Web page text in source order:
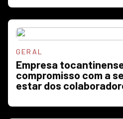
GERAL
Empresa
compromisso com a
estar dos